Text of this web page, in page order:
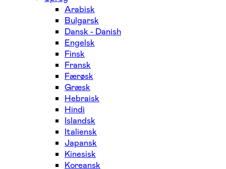
Arabisk
Bulgarsk
Dansk - Danish
Engelsk
Finsk
Fransk
Færøsk
Græsk
Hebraisk
Hindi
Islandsk
Italiensk
Japansk
Kinesisk
Koreansk